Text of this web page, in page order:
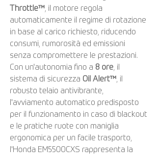
Throttle™, il motore regola
automaticamente il regime di rotazione
in base al carico richiesto, riducendo
consumi, rumorosità ed emissioni
senza compromettere le prestazioni.
Con un'autonomia fino a 8 ore, il
sistema di sicurezza Oil Alert™, il
robusto telaio antivibrante,
l'avviamento automatico predisposto
per il funzionamento in caso di blackout
e le pratiche ruote con maniglia
ergonomica per un facile trasporto,
l'Honda EM5500CXS rappresenta la